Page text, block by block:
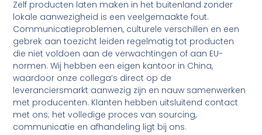
Zelf producten laten maken in het buitenland zonder
lokale aanwezigheid is een veelgemaakte fout.
Communicatieproblemen, culturele verschillen en een
gebrek aan toezicht leiden regelmatig tot producten
die niet voldoen aan de verwachtingen of aan EU-
normen. Wij hebben een eigen kantoor in China,
waardoor onze collega’s direct op de
leveranciersmarkt aanwezig zijn en nauw samenwerken
met producenten. Klanten hebben uitsluitend contact
met ons; het volledige proces van sourcing,
communicatie en afhandeling ligt bij ons.